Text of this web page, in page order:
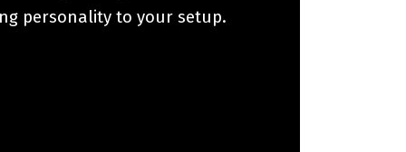
personality to your setup.